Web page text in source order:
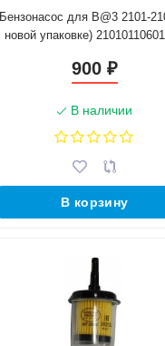
Бензонасос для B@3 2101-
новой упаковке)
900 ₽
В наличии
В корзину